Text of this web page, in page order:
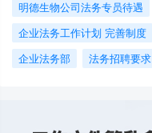
明德生物公司法务专员待遇
企业法务工作计划 完善制度
企业法务部
法务招聘要求